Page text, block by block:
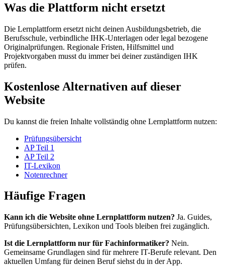
Was die Plattform nicht ersetzt
Die Lernplattform ersetzt nicht deinen Ausbildungsbetrieb, die
Berufsschule, verbindliche IHK-Unterlagen oder legal bezogene
Originalprüfungen. Regionale Fristen, Hilfsmittel und
Projektvorgaben musst du immer bei deiner zuständigen IHK
prüfen.
Kostenlose Alternativen auf dieser
Website
Du kannst die freien Inhalte vollständig ohne Lernplattform nutzen:
Prüfungsübersicht
AP Teil 1
AP Teil 2
IT-Lexikon
Notenrechner
Häufige Fragen
Kann ich die Website ohne Lernplattform nutzen? Ja. Guides,
Prüfungsübersichten, Lexikon und Tools bleiben frei zugänglich.
Ist die Lernplattform nur für Fachinformatiker? Nein.
Gemeinsame Grundlagen sind für mehrere IT-Berufe relevant. Den
aktuellen Umfang für deinen Beruf siehst du in der App.